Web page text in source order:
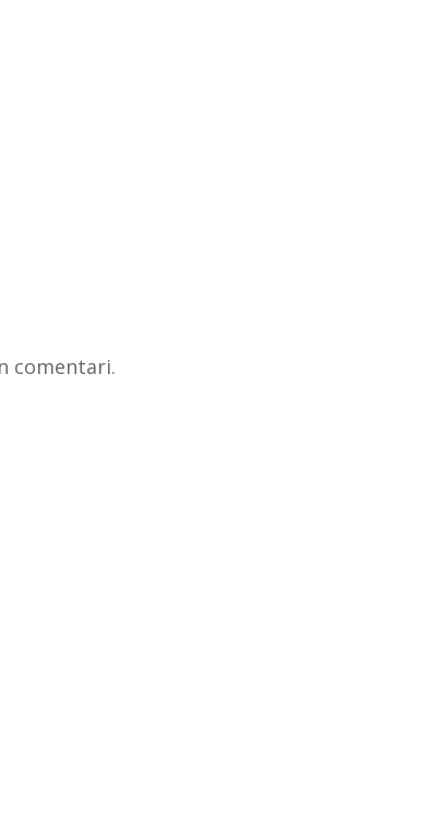
comentari.